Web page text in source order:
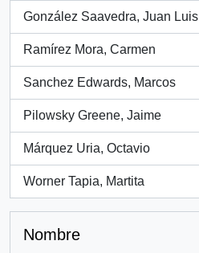
González Saavedra, Juan Luis
, 30 resultados
Ramírez Mora, Carmen
, 24 resultados
Sanchez Edwards, Marcos
, 23 resultados
Pilowsky Greene, Jaime
, 18 resultados
Márquez Uria, Octavio
, 16 resultados
Worner Tapia, Martita
, 11 resultados
Nombre